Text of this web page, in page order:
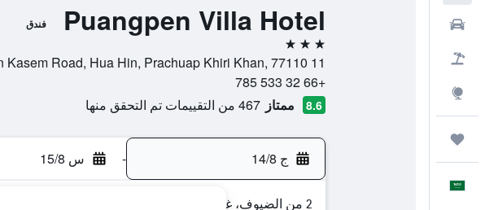
Puangpen Villa Hotel فندق
3 نجوم
11 Damnoen Kasem Road, Hua Hin, Prachuap Khiri Khan, 77110, هوا هين, محافظة براتشواب خيري خان, تايلاند
+66 32 533 785
8.6 ممتاز 467 من التقييمات تم التحقق منها
ج 14/8 - س 15/8
2 من الضيوف، غرفة واحدة